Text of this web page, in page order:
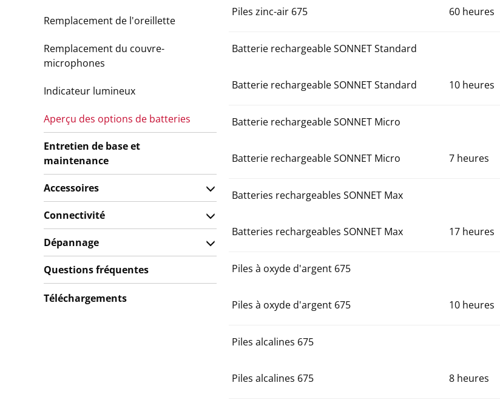
Piles zinc-air 675 60 heures
Batterie rechargeable SONNET Standard
Batterie rechargeable SONNET Standard 10 heures
Batterie rechargeable SONNET Micro
Batterie rechargeable SONNET Micro 7 heures
Batteries rechargeables SONNET Max
Batteries rechargeables SONNET Max 17 heures
Piles à oxyde d'argent 675
Piles à oxyde d'argent 675 10 heures
Piles alcalines 675
Piles alcalines 675 8 heures
Remplacement de l'oreillette
Remplacement du couvre-
microphones
Indicateur lumineux
Aperçu des options de batteries
Entretien de base et
maintenance
Accessoires
Connectivité
Dépannage
Questions fréquentes
Téléchargements